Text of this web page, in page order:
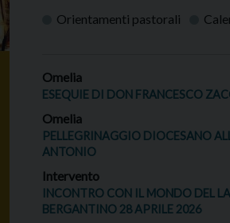
Orientamenti pastorali
Omelia
ESEQUIE DI DON FRANCESCO
Omelia
PELLEGRINAGGIO DIOCESANO
ANTONIO
Intervento
INCONTRO CON IL MONDO DEL
BERGANTINO 28 APRILE 2026